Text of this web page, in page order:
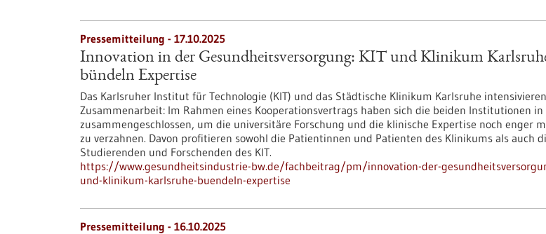
Pressemitteilung - 17.10.2025
Innovation in der Gesundheitsversorgung: KIT und Klinikum
bündeln Expertise
Das Karlsruher Institut für Technologie (KIT) und das Städtische Klinikum Karlsruhe
Zusammenarbeit: Im Rahmen eines Kooperationsvertrags haben sich die beiden Institutionen in
zusammengeschlossen, um die universitäre Forschung und die klinische Expertise noch enger
zu verzahnen. Davon profitieren sowohl die Patientinnen und Patienten des Klinikums als auch
Studierenden und Forschenden des KIT.
https://www.gesundheitsindustrie-bw.de/fachbeitrag/pm/innovation-der-
und-klinikum-karlsruhe-buendeln-expertise
Pressemitteilung - 16.10.2025